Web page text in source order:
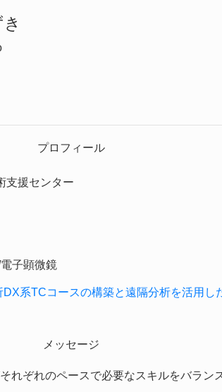
プロフィール
援センター
子顕微鏡
系TCコースの構築と遠隔分析を活用し
メッセージ
れぞれのペースで必要なスキルをバラン